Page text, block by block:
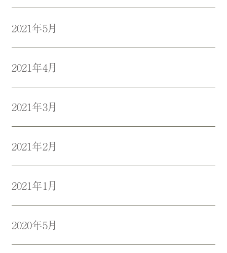
2021年5月
2021年4月
2021年3月
2021年2月
2021年1月
2020年5月